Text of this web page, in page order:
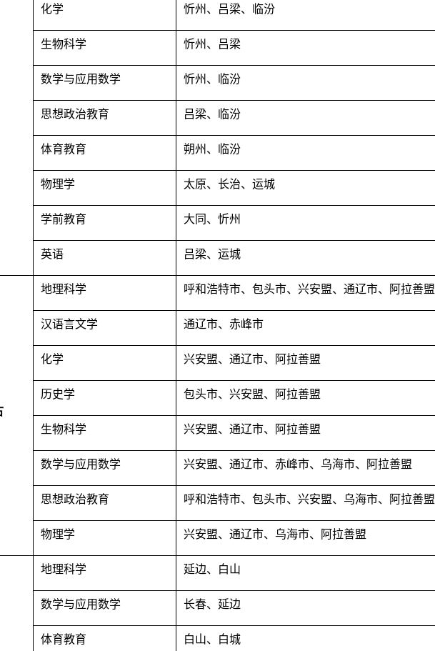
化学 忻州、吕梁、临汾
生物科学 忻州、吕梁
数学与应用数学 忻州、临汾
思想政治教育 吕梁、临汾
体育教育 朔州、临汾
物理学 太原、长治、运城
学前教育 大同、忻州
英语 吕梁、运城
地理科学 呼和浩特市、包头市、兴安盟、通辽市、阿拉善盟
汉语言文学 通辽市、赤峰市
化学 兴安盟、通辽市、阿拉善盟
历史学 包头市、兴安盟、阿拉善盟
生物科学 兴安盟、通辽市、阿拉善盟
数学与应用数学 兴安盟、通辽市、赤峰市、乌海市、阿拉善盟
思想政治教育 呼和浩特市、包头市、兴安盟、乌海市、阿拉善盟
物理学 兴安盟、通辽市、乌海市、阿拉善盟
地理科学 延边、白山
数学与应用数学 长春、延边
体育教育 白山、白城